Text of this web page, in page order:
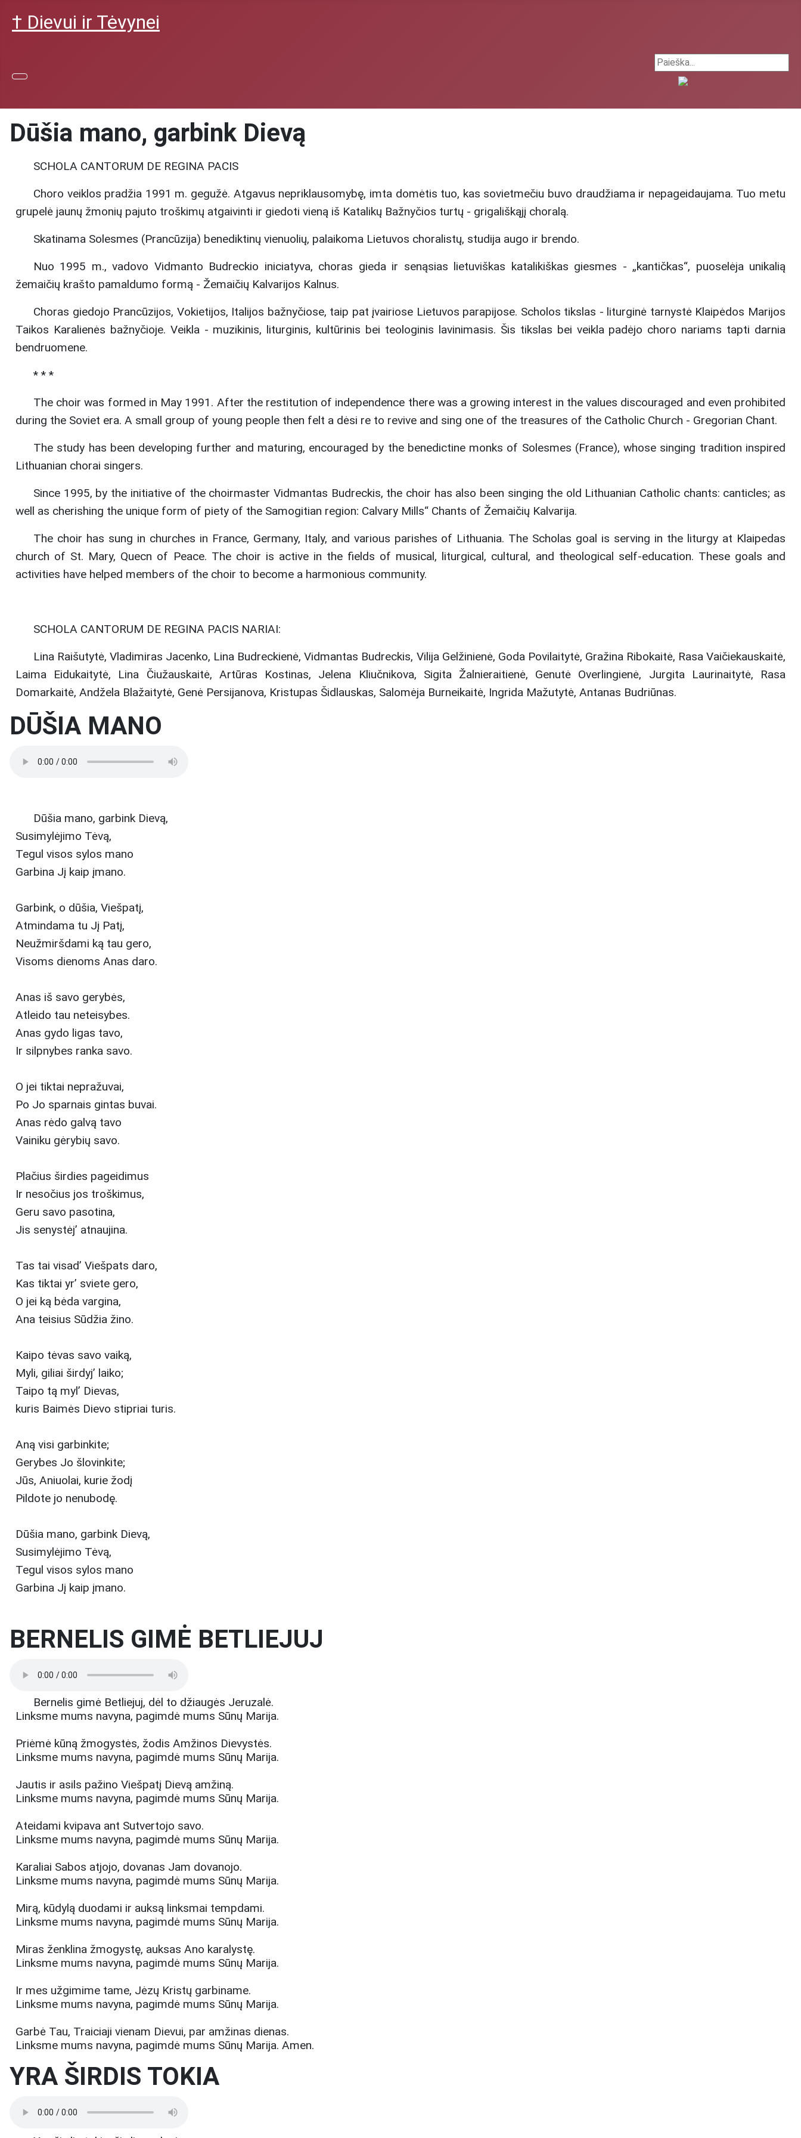
† Dievui ir Tėvynei
Search ...
Dūšia mano, garbink Dievą
SCHOLA CANTORUM DE REGINA PACIS
Choro veiklos pradžia 1991 m. gegužė. Atgavus nepriklausomybę, imta domėtis tuo, kas sovietmečiu buvo draudžiama ir nepageidaujama. Tuo metu
grupelė jaunų žmonių pajuto troškimų atgaivinti ir giedoti vieną iš Katalikų Bažnyčios turtų - grigališkąjį choralą.
Skatinama Solesmes (Prancūzija) benediktinų vienuolių, palaikoma Lietuvos choralistų, studija augo ir brendo.
Nuo 1995 m., vadovo Vidmanto Budreckio iniciatyva, choras gieda ir senąsias lietuviškas katalikiškas giesmes - „kantičkas“, puoselėja unikalią
žemaičių krašto pamaldumo formą - Žemaičių Kalvarijos Kalnus.
Choras giedojo Prancūzijos, Vokietijos, Italijos bažnyčiose, taip pat įvairiose Lietuvos parapijose. Scholos tikslas - liturginė tarnystė Klaipėdos Marijos
Taikos Karalienės bažnyčioje. Veikla - muzikinis, liturginis, kultūrinis bei teologinis lavinimasis. Šis tikslas bei veikla padėjo choro nariams tapti darnia
bendruomene.
* * *
The choir was formed in May 1991. After the restitution of independence there was a growing interest in the values discouraged and even prohibited
during the Soviet era. A small group of young people then felt a dėsi re to revive and sing one of the treasures of the Catholic Church - Gregorian Chant.
The study has been developing further and maturing, encouraged by the benedictine monks of Solesmes (France), whose singing tradition inspired
Lithuanian chorai singers.
Since 1995, by the initiative of the choirmaster Vidmantas Budreckis, the choir has also been singing the old Lithuanian Catholic chants: canticles; as
well as cherishing the unique form of piety of the Samogitian region: Calvary Mills“ Chants of Žemaičių Kalvarija.
The choir has sung in churches in France, Germany, Italy, and various parishes of Lithuania. The Scholas goal is serving in the liturgy at Klaipedas
church of St. Mary, Quecn of Peace. The choir is active in the fields of musical, liturgical, cultural, and theological self-education. These goals and
activities have helped members of the choir to become a harmonious community.
SCHOLA CANTORUM DE REGINA PACIS NARIAI:
Lina Raišutytė, Vladimiras Jacenko, Lina Budreckienė, Vidmantas Budreckis, Vilija Gelžinienė, Goda Povilaitytė, Gražina Ribokaitė, Rasa Vaičiekauskaitė,
Laima Eidukaitytė, Lina Čiužauskaitė, Artūras Kostinas, Jelena Kliučnikova, Sigita Žalnieraitienė, Genutė Overlingienė, Jurgita Laurinaitytė, Rasa
Domarkaitė, Andžela Blažaitytė, Genė Persijanova, Kristupas Šidlauskas, Salomėja Burneikaitė, Ingrida Mažutytė, Antanas Budriūnas.
DŪŠIA MANO
Dūšia mano, garbink Dievą,
Susimylėjimo Tėvą,
Tegul visos sylos mano
Garbina Jį kaip įmano.
Garbink, o dūšia, Viešpatį,
Atmindama tu Jį Patį,
Neužmiršdami ką tau gero,
Visoms dienoms Anas daro.
Anas iš savo gerybės,
Atleido tau neteisybes.
Anas gydo ligas tavo,
Ir silpnybes ranka savo.
O jei tiktai nepražuvai,
Po Jo sparnais gintas buvai.
Anas rėdo galvą tavo
Vainiku gėrybių savo.
Plačius širdies pageidimus
Ir nesočius jos troškimus,
Geru savo pasotina,
Jis senystėj’ atnaujina.
Tas tai visad’ Viešpats daro,
Kas tiktai yr’ sviete gero,
O jei ką bėda vargina,
Ana teisius Sūdžia žino.
Kaipo tėvas savo vaiką,
Myli, giliai širdyj’ laiko;
Taipo tą myl’ Dievas,
kuris Baimės Dievo stipriai turis.
Aną visi garbinkite;
Gerybes Jo šlovinkite;
Jūs, Aniuolai, kurie žodį
Pildote jo nenubodę.
Dūšia mano, garbink Dievą,
Susimylėjimo Tėvą,
Tegul visos sylos mano
Garbina Jį kaip įmano.
BERNELIS GIMĖ BETLIEJUJ
Bernelis gimė Betliejuj, dėl to džiaugės Jeruzalė.
Linksme mums navyna, pagimdė mums Sūnų Marija.
Priėmė kūną žmogystės, žodis Amžinos Dievystės.
Linksme mums navyna, pagimdė mums Sūnų Marija.
Jautis ir asils pažino Viešpatį Dievą amžiną.
Linksme mums navyna, pagimdė mums Sūnų Marija.
Ateidami kvipava ant Sutvertojo savo.
Linksme mums navyna, pagimdė mums Sūnų Marija.
Karaliai Sabos atjojo, dovanas Jam dovanojo.
Linksme mums navyna, pagimdė mums Sūnų Marija.
Mirą, kūdylą duodami ir auksą linksmai tempdami.
Linksme mums navyna, pagimdė mums Sūnų Marija.
Miras ženklina žmogystę, auksas Ano karalystę.
Linksme mums navyna, pagimdė mums Sūnų Marija.
Ir mes užgimime tame, Jėzų Kristų garbiname.
Linksme mums navyna, pagimdė mums Sūnų Marija.
Garbė Tau, Traiciaji vienam Dievui, par amžinas dienas.
Linksme mums navyna, pagimdė mums Sūnų Marija. Amen.
YRA ŠIRDIS TOKIA